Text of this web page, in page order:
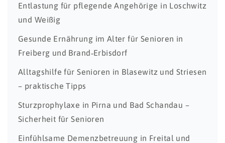
Entlastung für pflegende Angehörige in Loschwitz
und Weißig
Gesunde Ernährung im Alter für Senioren in
Freiberg und Brand‑Erbisdorf
Alltagshilfe für Senioren in Blasewitz und Striesen
– praktische Tipps
Sturzprophylaxe in Pirna und Bad Schandau –
Sicherheit für Senioren
Einfühlsame Demenzbetreuung in Freital und